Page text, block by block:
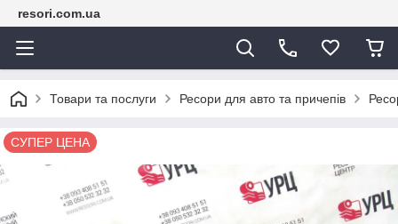
resori.com.ua
Товари та послуги Ресори для авто та причепів
СУПЕР ЦЕНА